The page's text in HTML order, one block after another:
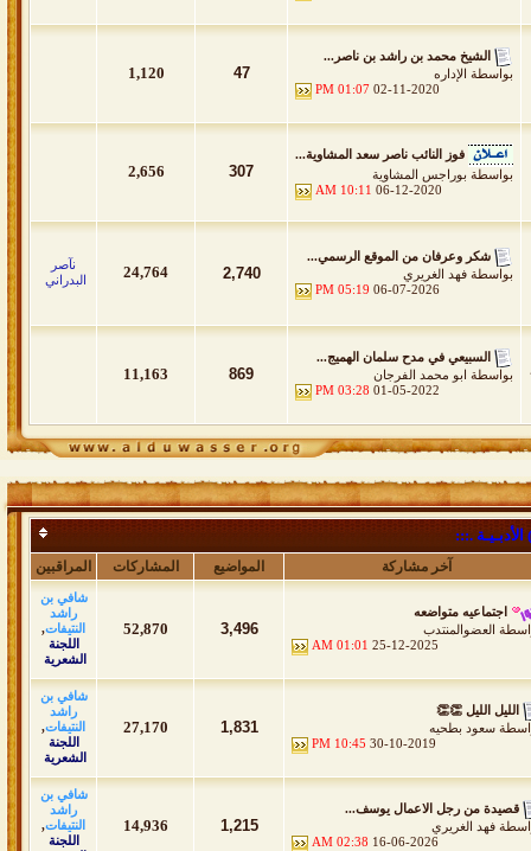
الشيخ محمد بن راشد بن ناصر...
بواسطة الإداره
02-11-2020
01:07 PM
47
1,120
فوز النائب ناصر سعد المشاوية...
بواسطة بوراجس المشاوية
06-12-2020
10:11 AM
307
2,656
شكر وعرفان من الموقع الرسمي...
بواسطة فهد الغريري
06-07-2026
05:19 PM
2,740
24,764
نآصر
البدراني
السبيعي في مدح سلمان الهميج...
بواسطة ابو محمد الفرجان
01-05-2022
03:28 PM
869
11,163
.:::
آخر مشاركة المواضيع المشاركات المراقبين
اجتماعيه متواضعه
العضوالمنتدب
25-12-2025
01:01 AM
3,496
52,870
شافي بن
راشد
النتيفات,
اللجنة
الشعرية
الليل الليل 👏👏
سعود بطحيه
30-10-2019
10:45 PM
1,831
27,170
شافي بن
راشد
النتيفات,
اللجنة
الشعرية
قصيدة من رجل الاعمال يوسف...
فهد الغريري
16-06-2026
02:38 AM
1,215
14,936
شافي بن
راشد
النتيفات,
اللجنة